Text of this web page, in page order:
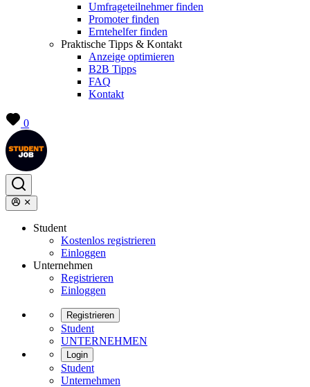
Umfrageteilnehmer finden
Promoter finden
Erntehelfer finden
Praktische Tipps & Kontakt
Anzeige optimieren
B2B Tipps
FAQ
Kontakt
0
Student
Kostenlos registrieren
Einloggen
Unternehmen
Registrieren
Einloggen
Registrieren
Student
UNTERNEHMEN
Login
Student
Unternehmen